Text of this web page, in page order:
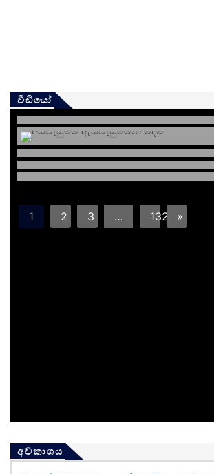
වීඩියෝ
1 2 3 … 132 »
අවකාශය